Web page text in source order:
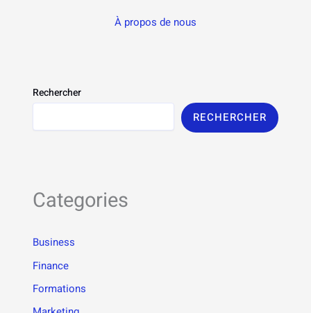
À propos de nous
Rechercher
RECHERCHER
Categories
Business
Finance
Formations